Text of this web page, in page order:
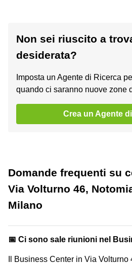
Non sei riuscito a
desiderata?
Imposta un Agente di Ricerca
quando ci saranno nuove zone
Crea un Agente
Domande frequenti su
Via Volturno 46,
Milano
📅 Ci sono sale riunioni nel
Il Business Center in Via